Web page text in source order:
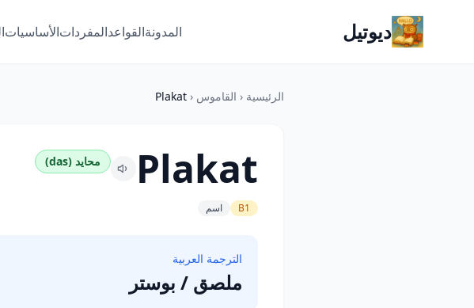
ديوتيل المدونةالقواعدالمفرداتالأساسيات
الرئيسية ‹ القاموس ‹
Plakat
Plakat محايد (das)
B1 اسم
الترجمة العربية
ملصق / بوستر